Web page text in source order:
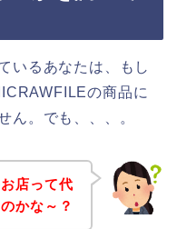
いるあなたは、もし
の商品に
ん。でも、、、。
店って代
かな～？